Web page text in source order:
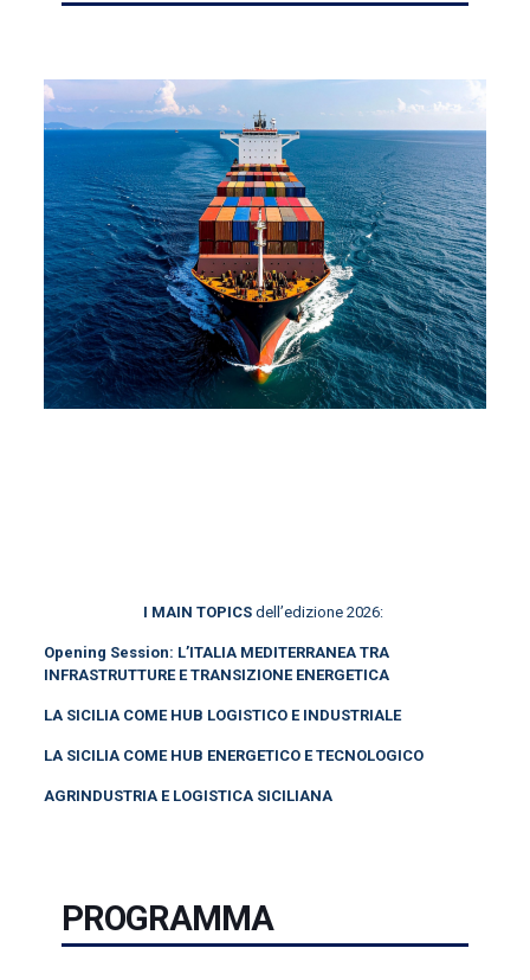
I MAIN TOPICSdell’edizione 2026:
Opening Session: L’ITALIA MEDITERRANEA TRA
INFRASTRUTTURE E TRANSIZIONE ENERGETICA
LA SICILIA COME HUB LOGISTICO E INDUSTRIALE
LA SICILIA COME HUB ENERGETICO E TECNOLOGICO
AGRINDUSTRIA E LOGISTICA SICILIANA
PROGRAMMA